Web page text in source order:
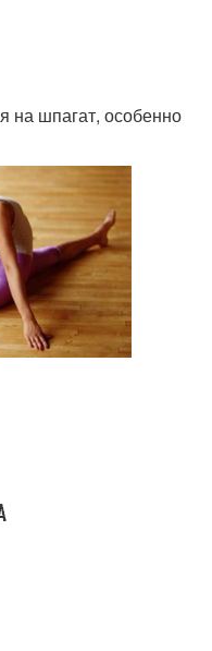
на шпагат, особенно